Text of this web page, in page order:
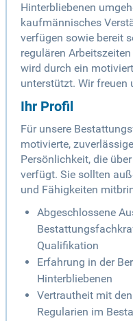
Hinterbliebenen
kaufmännisches
verfügen sowie bereit
regulären
wird durch ein
unterstützt. Wir freuen
Ihr Profil
Für unsere
motivierte,
Persönlichkeit, die
verfügt. Sie sollten
und Fähigkeiten
Abgeschlossene
Qualifikation
Erfahrung in der
Hinterbliebenen
Vertrautheit mit
Regularien im